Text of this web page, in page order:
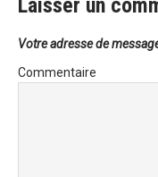
Laisser un
Votre adresse de
Commentaire